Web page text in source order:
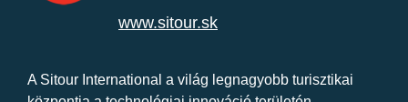
www.sitour.sk
A Sitour International a világ legnagyobb turisztikai